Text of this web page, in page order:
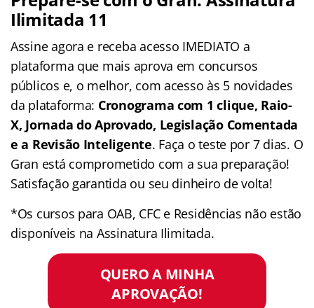
Ilimitada 11
Assine agora e receba acesso IMEDIATO a
plataforma que mais aprova em concursos
públicos e, o melhor, com acesso às 5 novidades
da plataforma: Cronograma com 1 clique, Raio-
X, Jornada do Aprovado, Legislação Comentada
e a Revisão Inteligente. Faça o teste por 7 dias. O
Gran está comprometido com a sua preparação!
Satisfação garantida ou seu dinheiro de volta!
*Os cursos para OAB, CFC e Residências não estão
disponíveis na Assinatura Ilimitada.
QUERO A MINHA
APROVAÇÃO!